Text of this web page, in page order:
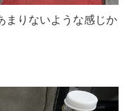
まりないような感じか